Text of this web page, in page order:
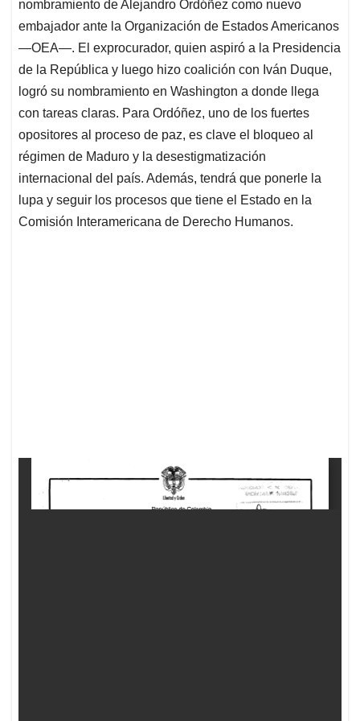
A
p
p
o
o
k
d
I
n
d
s
nombramiento de Alejandro Ordóñez como nuevo
embajador ante la Organización de Estados Americanos
—OEA—. El exprocurador, quien aspiró a la Presidencia
de la República y luego hizo coalición con Iván Duque,
logró su nombramiento en Washington a donde llega
con tareas claras. Para Ordóñez, uno de los fuertes
opositores al proceso de paz, es clave el bloqueo al
régimen de Maduro y la desestigmatización
internacional del país. Además, tendrá que ponerle la
lupa y seguir los procesos que tiene el Estado en la
Comisión Interamericana de Derecho Humanos.